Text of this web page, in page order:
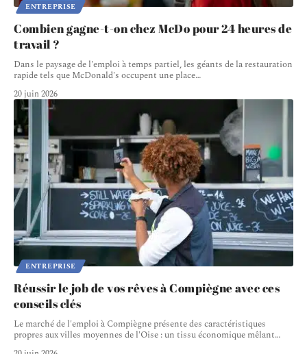
ENTREPRISE
Combien gagne-t-on chez McDo pour 24 heures de
travail ?
Dans le paysage de l'emploi à temps partiel, les géants de la restauration
rapide tels que McDonald's occupent une place…
20 juin 2026
ENTREPRISE
Réussir le job de vos rêves à Compiègne avec ces
conseils clés
Le marché de l'emploi à Compiègne présente des caractéristiques
propres aux villes moyennes de l'Oise : un tissu économique mêlant…